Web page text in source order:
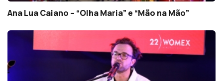
Ana Lua Caiano – “Olha Maria” e “Mão na Mão”